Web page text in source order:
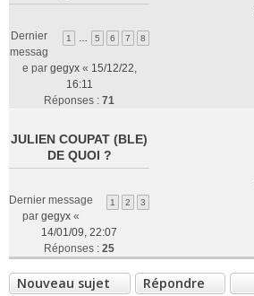
1 5 6 7 8
Dernier
messag
e par gegyx« 15/12/22,
16:11
Réponses : 71
JULIEN COUPAT (BLE)
DE QUOI ?
1 2 3
Dernier message
par gegyx «
14/01/09, 22:07
Réponses : 25
Nouveau sujet Répondre